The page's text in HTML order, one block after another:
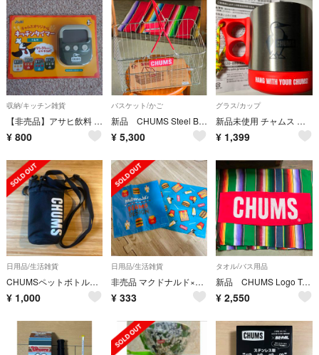
収納/キッチン雑貨
【非売品】アサヒ飲料 Asahi CHUMS チャムス キッチンタイマー
¥ 800
バスケット/かご
新品 CHUMS Steel Basket チャムス バスケット
¥ 5,300
グラス/カップ
新品未使用 チャムス ステンレス二重マグカップ 持ち手にロープ付 説明書付き
¥ 1,399
日用品/生活雑貨
CHUMSペットボトルホルダー
¥ 1,000
日用品/生活雑貨
非売品 マクドナルド×CHUMS BEAMS DESIGN クリーナークロス
¥ 333
タオル/バス用品
新品 CHUMS Logo Towel チャムス タオル
¥ 2,550